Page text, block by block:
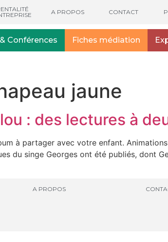
A PROPOS CONTACT
Conférences Fiches médiation
jaune
: des lectures à
à partager avec votre enfant.
du singe Georges ont été publiés, dont
A PROPOS